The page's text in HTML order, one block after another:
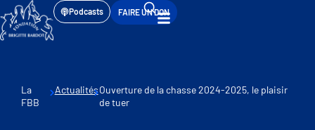
Podcasts FAIRE UN DON
La
FBB
ActualitésOuverture de la chasse 2024-2025, le plaisir
de tuer